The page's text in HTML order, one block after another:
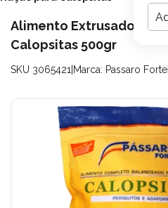
Alimento Extrusado
Calopsitas 500gr
SKU 3065421 Marca: Passaro Forte